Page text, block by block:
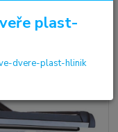
plast-
dvere-plast-hlinik